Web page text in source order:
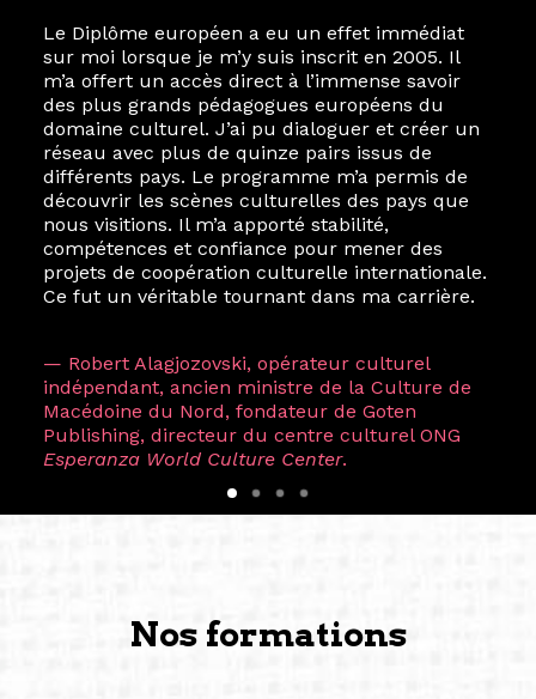
Le Diplôme européen a eu un effet immédiat
sur moi lorsque je m’y suis inscrit en 2005. Il
m’a offert un accès direct à l’immense savoir
des plus grands pédagogues européens du
domaine culturel. J’ai pu dialoguer et créer un
réseau avec plus de quinze pairs issus de
différents pays. Le programme m’a permis de
découvrir les scènes culturelles des pays que
nous visitions. Il m’a apporté stabilité,
compétences et confiance pour mener des
projets de coopération culturelle internationale.
Ce fut un véritable tournant dans ma carrière.
— Robert Alagjozovski, opérateur culturel
indépendant, ancien ministre de la Culture de
Macédoine du Nord, fondateur de Goten
Publishing, directeur du centre culturel ONG
Esperanza World Culture Center.
Nos formations